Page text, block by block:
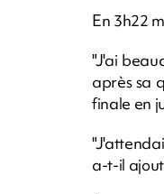
En 3h22
"J'ai
après sa
finale en
a-t-il